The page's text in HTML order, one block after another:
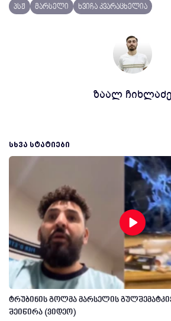
პსჟ მარსელი ხვიჩა კვარაცხელია
ზაალ ჩიხლაძე
ᲡᲮᲕᲐ ᲡᲢᲐᲢᲘᲔᲑᲘ
ტრუბინის გოლმა მარსელის
შეიწირა (ვიდეო)